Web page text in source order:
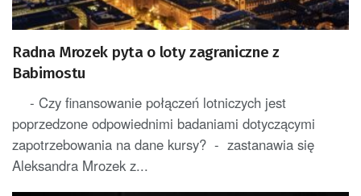
Radna Mrozek pyta o loty zagraniczne z
Babimostu
- Czy finansowanie połączeń lotniczych jest
poprzedzone odpowiednimi badaniami dotyczącymi
zapotrzebowania na dane kursy? - zastanawia się
Aleksandra Mrozek z...